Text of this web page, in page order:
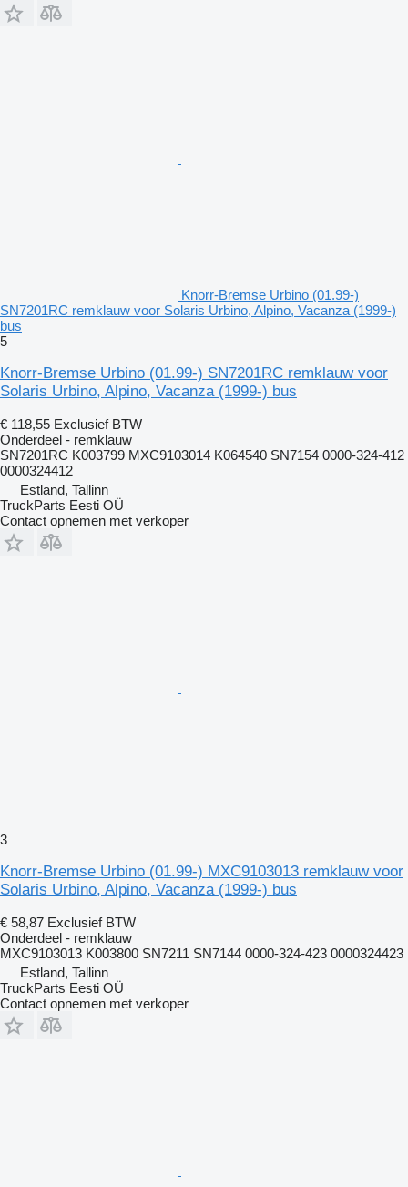
Knorr-Bremse Urbino (01.99-)
SN7201RC remklauw voor Solaris Urbino, Alpino, Vacanza (1999-)
bus
5
Knorr-Bremse Urbino (01.99-) SN7201RC remklauw voor
Solaris Urbino, Alpino, Vacanza (1999-) bus
€ 118,55 Exclusief BTW
Onderdeel - remklauw
SN7201RC K003799 MXC9103014 K064540 SN7154 0000-324-412
0000324412
Estland, Tallinn
TruckParts Eesti OÜ
Contact opnemen met verkoper
3
Knorr-Bremse Urbino (01.99-) MXC9103013 remklauw voor
Solaris Urbino, Alpino, Vacanza (1999-) bus
€ 58,87 Exclusief BTW
Onderdeel - remklauw
MXC9103013 K003800 SN7211 SN7144 0000-324-423 0000324423
Estland, Tallinn
TruckParts Eesti OÜ
Contact opnemen met verkoper